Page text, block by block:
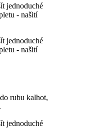
rubu kalhot,